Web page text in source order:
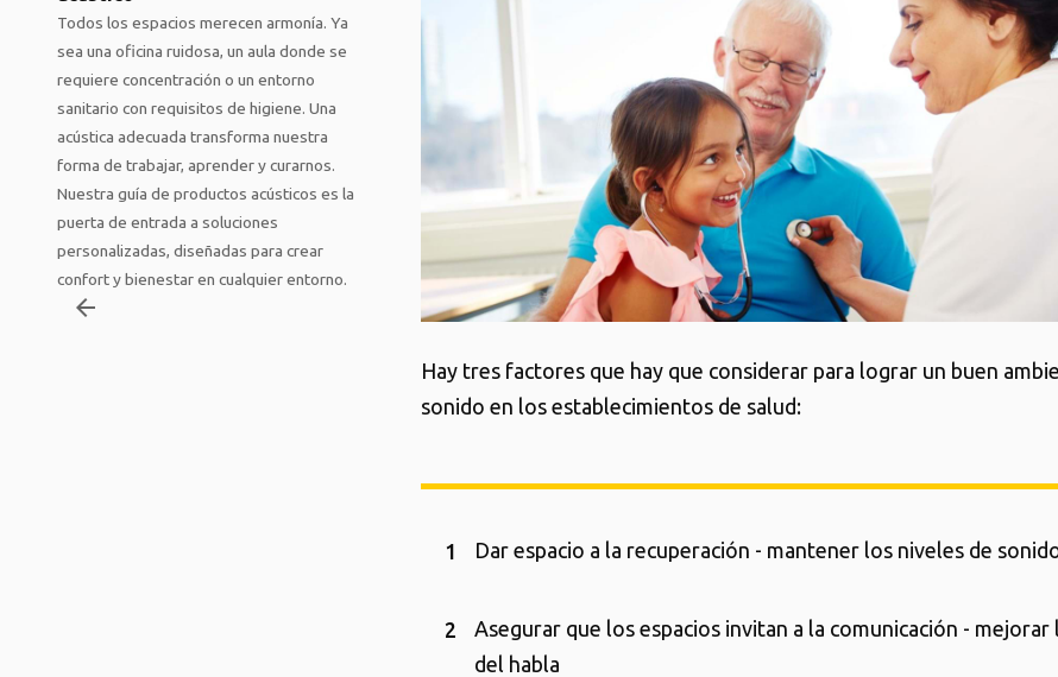
Todos los espacios merecen armonía. Ya
sea una oficina ruidosa, un aula donde se
requiere concentración o un entorno
sanitario con requisitos de higiene. Una
acústica adecuada transforma nuestra
forma de trabajar, aprender y curarnos.
Nuestra guía de productos acústicos es la
puerta de entrada a soluciones
personalizadas, diseñadas para crear
confort y bienestar en cualquier entorno.
arrow_backward
Hay tres factores que hay que considerar para lograr un buen
sonido en los establecimientos de salud:
Dar espacio a la recuperación - mantener los niveles de
Asegurar que los espacios invitan a la comunicación - mejorar
del habla